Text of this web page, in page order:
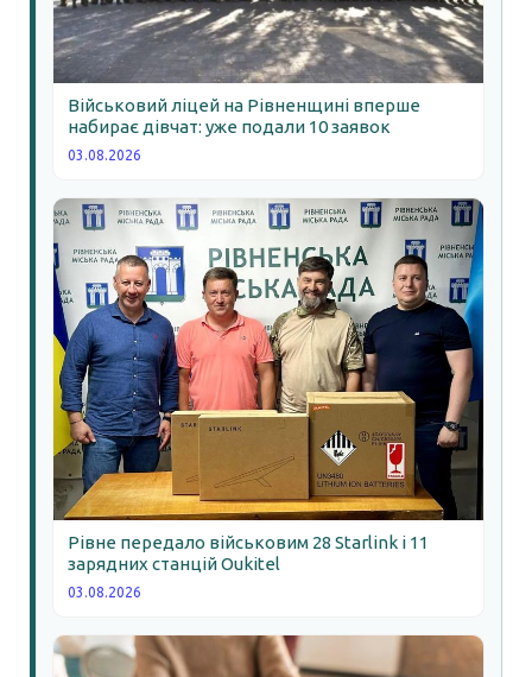
Військовий ліцей на Рівненщині вперше
набирає дівчат: уже подали 10 заявок
03.08.2026
Рівне передало військовим 28 Starlink і 11
зарядних станцій Oukitel
03.08.2026